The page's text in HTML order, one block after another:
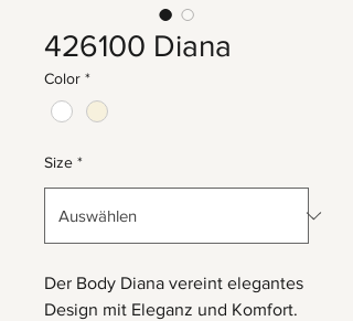
426100 Diana
Color *
Size *
Der Body Diana vereint elegantes
Design mit Eleganz und Komfort.